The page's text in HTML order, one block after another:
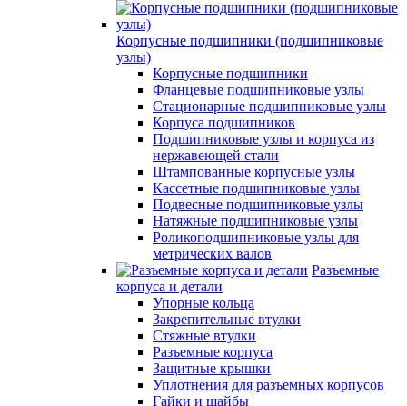
Корпусные подшипники (подшипниковые
узлы)
Корпусные подшипники
Фланцевые подшипниковые узлы
Стационарные подшипниковые узлы
Корпуса подшипников
Подшипниковые узлы и корпуса из
нержавеющей стали
Штампованные корпусные узлы
Кассетные подшипниковые узлы
Подвесные подшипниковые узлы
Натяжные подшипниковые узлы
Роликоподшипниковые узлы для
метрических валов
Разъемные
корпуса и детали
Упорные кольца
Закрепительные втулки
Стяжные втулки
Разъемные корпуса
Защитные крышки
Уплотнения для разъемных корпусов
Гайки и шайбы